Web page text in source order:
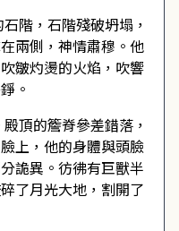
階，石階殘破坍塌，
兩側，神情肅穆。他
皺灼燙的火焰，吹響
。
頂的簷脊參差錯落，
上，他的身體與頭臉
詭異。彷彿有巨獸半
了月光大地，割開了